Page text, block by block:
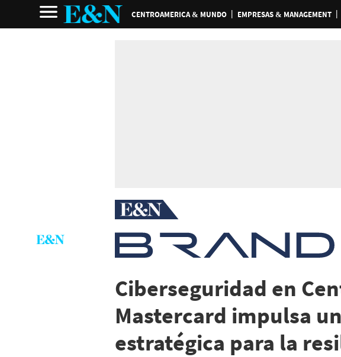
CENTROAMERICA & MUNDO EMPRESAS & MANAGEMENT
Ciberseguridad en
Mastercard impulsa
estratégica para la